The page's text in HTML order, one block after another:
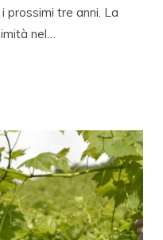
prossimi tre anni. La
nel…